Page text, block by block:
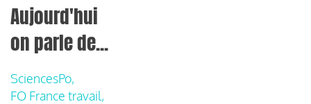
Aujourd'hui
on parle de...
SciencesPo,
FO France travail,